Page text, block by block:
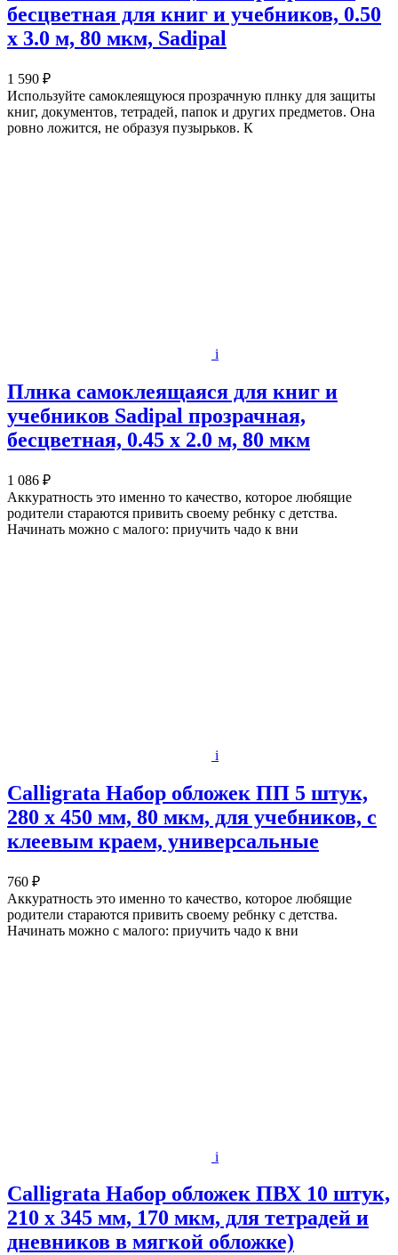
бесцветная для книг и учебников, 0.50
х 3.0 м, 80 мкм, Sadipal
1 590 ₽
Используйте самоклеящуюся прозрачную плнку для защиты
книг, документов, тетрадей, папок и других предметов. Она
ровно ложится, не образуя пузырьков. К
i
Плнка самоклеящаяся для книг и
учебников Sadipal прозрачная,
бесцветная, 0.45 х 2.0 м, 80 мкм
1 086 ₽
Аккуратность это именно то качество, которое любящие
родители стараются привить своему ребнку с детства.
Начинать можно с малого: приучить чадо к вни
i
Calligrata Набор обложек ПП 5 штук,
280 х 450 мм, 80 мкм, для учебников, с
клеевым краем, универсальные
760 ₽
Аккуратность это именно то качество, которое любящие
родители стараются привить своему ребнку с детства.
Начинать можно с малого: приучить чадо к вни
i
Calligrata Набор обложек ПВХ 10 штук,
210 х 345 мм, 170 мкм, для тетрадей и
дневников в мягкой обложке)